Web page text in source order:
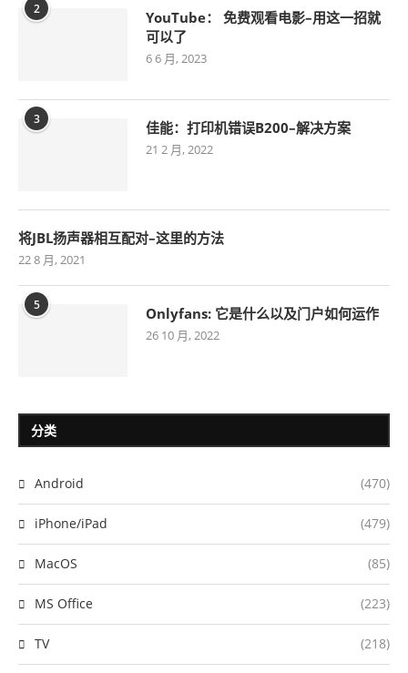
2
YouTube： 免费观看电影–用这一招就
可以了
6 6 月, 2023
3 佳能：打印机错误B200–解决方案
21 2 月, 2022
将JBL扬声器相互配对–这里的方法
22 8 月, 2021
5 Onlyfans: 它是什么以及门户如何运作
26 10 月, 2022
分类
Android (470)
iPhone/iPad (479)
MacOS (85)
MS Office (223)
TV (218)